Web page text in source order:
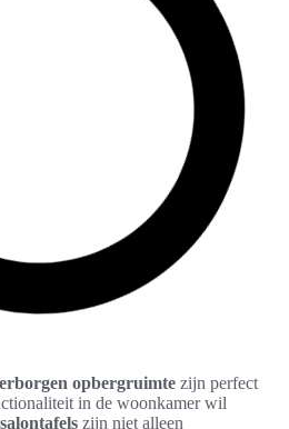
opbergruimte zijn perfect
in de woonkamer wil
zijn niet alleen